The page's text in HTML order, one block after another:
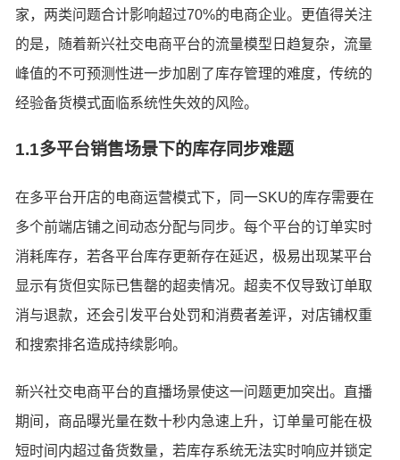
家，两类问题合计影响超过70%的电商企业。更值得关注
的是，随着新兴社交电商平台的流量模型日趋复杂，流量
峰值的不可预测性进一步加剧了库存管理的难度，传统的
经验备货模式面临系统性失效的风险。
1.1多平台销售场景下的库存同步难题
在多平台开店的电商运营模式下，同一SKU的库存需要在
多个前端店铺之间动态分配与同步。每个平台的订单实时
消耗库存，若各平台库存更新存在延迟，极易出现某平台
显示有货但实际已售罄的超卖情况。超卖不仅导致订单取
消与退款，还会引发平台处罚和消费者差评，对店铺权重
和搜索排名造成持续影响。
新兴社交电商平台的直播场景使这一问题更加突出。直播
期间，商品曝光量在数十秒内急速上升，订单量可能在极
短时间内超过备货数量，若库存系统无法实时响应并锁定